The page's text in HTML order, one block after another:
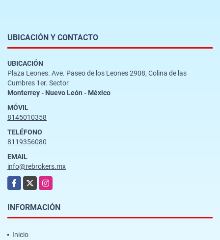
UBICACIÓN Y CONTACTO
UBICACIÓN
Plaza Leones. Ave. Paseo de los Leones 2908, Colina de las
Cumbres 1er. Sector
Monterrey - Nuevo León - México
MÓVIL
8145010358
TELÉFONO
8119356080
EMAIL
info@rebrokers.mx
Facebook
X Instagram
INFORMACIÓN
Inicio